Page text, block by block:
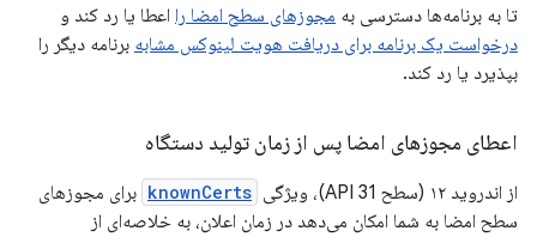
تا به برنامه‌ها دسترسی به مجوزهای سطح امضا را اعطا یا رد کند و
درخواست یک برنامه برای دریافت هویت لینوکس مشابه برنامه دیگر را
بپذیرد یا رد کند.
اعطای مجوزهای امضا پس از زمان تولید دستگاه
از اندروید ۱۲ (سطح API 31)، ویژگی knownCerts برای مجوزهای
سطح امضا به شما امکان می‌دهد در زمان اعلان، به خلاصه‌ای از